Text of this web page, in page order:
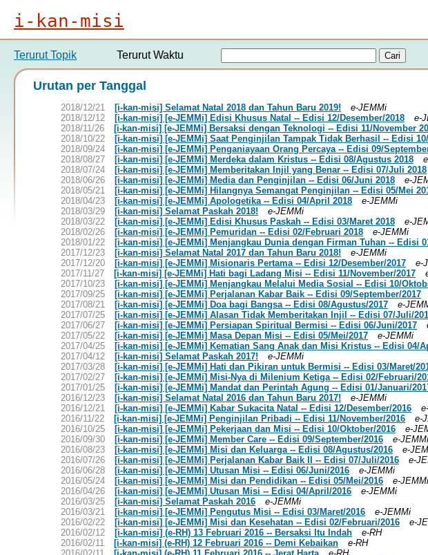
i-kan-misi
Terurut Topik Terurut Waktu
Urutan per Tanggal
2018/12/21 [i-kan-misi] Selamat Natal 2018 dan Tahun Baru 2019!
e-JEMMi
2018/12/12
[i-kan-misi] [e-JEMMi] Edisi Khusus Natal -- Edisi 12/Desember/2018
e-
2018/11/26
[i-kan-misi] [e-JEMMi] Bersaksi dengan Teknologi -- Edisi 11/November
2018/10/22
[i-kan-misi] [e-JEMMi] Saat Penginjilan Tampak Tidak Berhasil -- Edisi
2018/09/24
[i-kan-misi] [e-JEMMi] Penganiayaan Orang Percaya -- Edisi 09/
2018/08/27
[i-kan-misi] [e-JEMMi] Merdeka dalam Kristus -- Edisi 08/Agustus 2018
2018/07/24
[i-kan-misi] [e-JEMMi] Memberitakan Injil yang Benar -- Edisi 07/Juli 2018
2018/06/26
[i-kan-misi] [e-JEMMi] Media dan Penginjilan -- Edisi 06/Juni 2018
e-
2018/05/21
[i-kan-misi] [e-JEMMi] Hilangnya Semangat Penginjilan -- Edisi 05/Mei
2018/04/23
[i-kan-misi] [e-JEMMi] Apologetika -- Edisi 04/April 2018
e-JEMMi
2018/03/29
[i-kan-misi] Selamat Paskah 2018!
e-JEMMi
2018/03/22
[i-kan-misi] [e-JEMMi] Edisi Khusus Paskah -- Edisi 03/Maret 2018
e-
2018/02/26
[i-kan-misi] [e-JEMMi] Pemuridan -- Edisi 02/Februari 2018
e-JEMMi
2018/01/22
[i-kan-misi] [e-JEMMi] Menjangkau Dunia dengan Firman Tuhan -- Edisi
2017/12/23
[i-kan-misi] Selamat Natal 2017 dan Tahun Baru 2018!
e-JEMMi
2017/12/20
[i-kan-misi] [e-JEMMi] Misionaris Pertama -- Edisi 12/Desember/2017
e-
2017/11/27
[i-kan-misi] [e-JEMMi] Hati bagi Ladang Misi -- Edisi 11/November/2017
2017/10/23
[i-kan-misi] [e-JEMMi] Menjangkau Melalui Media Sosial -- Edisi 10/
2017/09/25
[i-kan-misi] [e-JEMMi] Perjalanan Kabar Baik -- Edisi 09/September/2017
2017/08/21
[i-kan-misi] [e-JEMMi] Doa bagi Bangsa -- Edisi 08/Agustus/2017
e-
2017/07/25
[i-kan-misi] [e-JEMMi] Alasan Tidak Memberitakan Injil -- Edisi 07/Juli/
2017/06/27
[i-kan-misi] [e-JEMMi] Persiapan Spiritual Bermisi -- Edisi 06/Juni/2017
2017/05/22
[i-kan-misi] [e-JEMMi] Masa Depan Misi -- Edisi 05/Mei/2017
e-JEMMi
2017/04/25
[i-kan-misi] [e-JEMMi] Kematian Sang Anak dan Misi Kristus -- Edisi 04/
2017/04/12
[i-kan-misi] Selamat Paskah 2017!
e-JEMMi
2017/03/28
[i-kan-misi] [e-JEMMi] Hati dan Pikiran untuk Bermisi -- Edisi 03/Maret/
2017/02/27
[i-kan-misi] [e-JEMMi] Misi-Nya di Milenium Ketiga -- Edisi 02/Februari/
2017/01/25
[i-kan-misi] [e-JEMMi] Mandat dan Perintah Agung -- Edisi 01/Januari/
2016/12/23
[i-kan-misi] Selamat Natal 2016 dan Tahun Baru 2017!
e-JEMMi
2016/12/21
[i-kan-misi] [e-JEMMi] Kabar Sukacita Natal -- Edisi 12/Desember/2016
2016/11/22
[i-kan-misi] [e-JEMMi] Penginjilan Pribadi -- Edisi 11/November/2016
e-
2016/10/25
[i-kan-misi] [e-JEMMi] Pekerjaan dan Misi -- Edisi 10/Oktober/2016
e-
2016/09/30
[i-kan-misi] [e-JEMMi] Member Care -- Edisi 09/September/2016
e-JEMMi
2016/08/23
[i-kan-misi] [e-JEMMi] Misi dan Keluarga -- Edisi 08/Agustus/2016
e-
2016/07/26
[i-kan-misi] [e-JEMMi] Perjalanan Kabar Baik II -- Edisi 07/Juli/2016
e-
2016/06/28
[i-kan-misi] [e-JEMMi] Utusan Misi -- Edisi 06/Juni/2016
e-JEMMi
2016/05/24
[i-kan-misi] [e-JEMMi] Misi dan Pendidikan -- Edisi 05/Mei/2016
e-JEMMi
2016/04/26
[i-kan-misi] [e-JEMMi] Utusan Misi -- Edisi 04/April/2016
e-JEMMi
2016/03/25
[i-kan-misi] Selamat Paskah 2016
e-JEMMi
2016/03/21
[i-kan-misi] [e-JEMMi] Pengutus Misi -- Edisi 03/Maret/2016
e-JEMMi
2016/02/22
[i-kan-misi] [e-JEMMi] Misi dan Kesehatan -- Edisi 02/Februari/2016
e-
2016/02/12
[i-kan-misi] (e-RH) 13 Februari 2016 -- Bersaksi Itu Indah
e-RH
2016/02/11
[i-kan-misi] (e-RH) 12 Februari 2016 -- Demi Kebaikan
e-RH